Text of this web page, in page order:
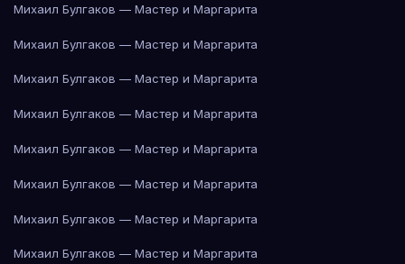
Михаил Булгаков — Мастер и Маргарита
Михаил Булгаков — Мастер и Маргарита
Михаил Булгаков — Мастер и Маргарита
Михаил Булгаков — Мастер и Маргарита
Михаил Булгаков — Мастер и Маргарита
Михаил Булгаков — Мастер и Маргарита
Михаил Булгаков — Мастер и Маргарита
Михаил Булгаков — Мастер и Маргарита